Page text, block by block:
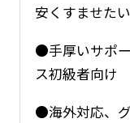
安くすませた
●手厚いサポ
ス初級者向け
●海外対応、